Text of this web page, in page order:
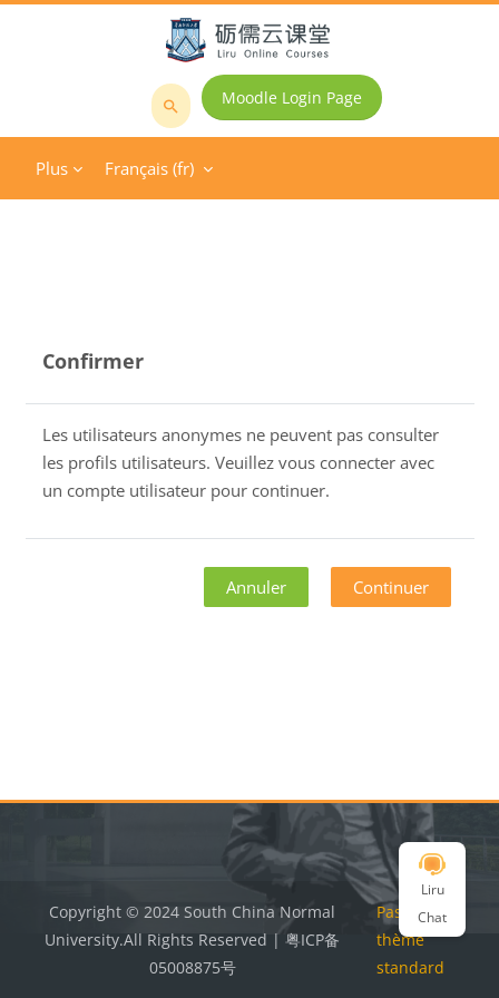
Passer au contenu principal
Rechercher
cours
Moodle Login Page
Plus Français ‎(fr)‎
Confirmer
Les utilisateurs anonymes ne peuvent pas consulter
les profils utilisateurs. Veuillez vous connecter avec
un compte utilisateur pour continuer.
Annuler Continuer
Liru
Chat
Copyright © 2024 South China Normal
University.All Rights Reserved | 粤ICP备
05008875号
Passer au
thème
standard